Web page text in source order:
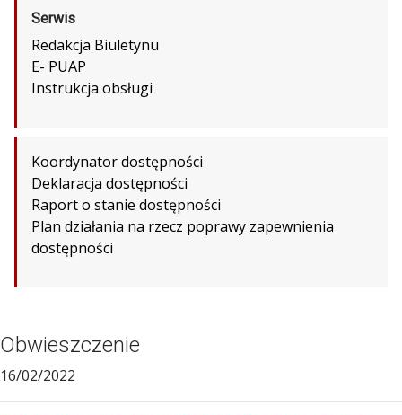
Serwis
Redakcja Biuletynu
E- PUAP
Instrukcja obsługi
Koordynator dostępności
Deklaracja dostępności
Raport o stanie dostępności
Plan działania na rzecz poprawy zapewnienia
dostępności
Obwieszczenie
16/02/2022